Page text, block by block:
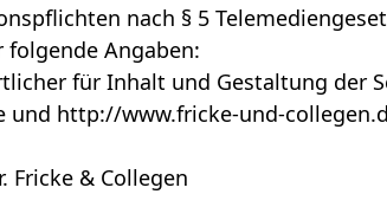
nach § 5
Angaben:
für Inhalt und Gestaltung der
und http://www.fricke-und-
Fricke & Collegen